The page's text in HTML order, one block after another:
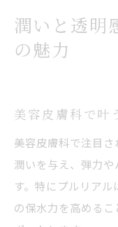
潤いと透明
の魅力
美容皮膚科で叶
美容皮膚科で注目
潤いを与え、弾力
す。特にプルリア
の保水力を高める